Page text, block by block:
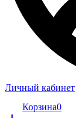
Личный кабинет
Корзина0